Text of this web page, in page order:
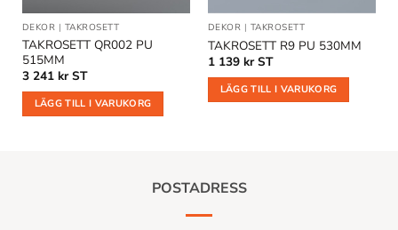
DEKOR | TAKROSETT
TAKROSETT QR002 PU
515MM
3 241 kr ST
LÄGG TILL I VARUKORG
DEKOR | TAKROSETT
TAKROSETT R9 PU 530MM
1 139 kr ST
LÄGG TILL I VARUKORG
POSTADRESS